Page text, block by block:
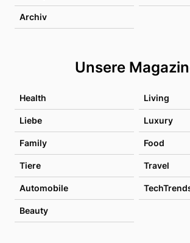
Archiv
Unsere
Health Living
Liebe Luxury
Family Food
Tiere Travel
Automobile
Beauty